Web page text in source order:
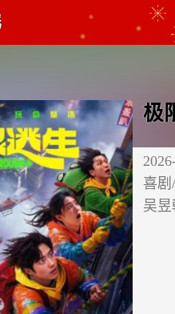
极
喜
吴